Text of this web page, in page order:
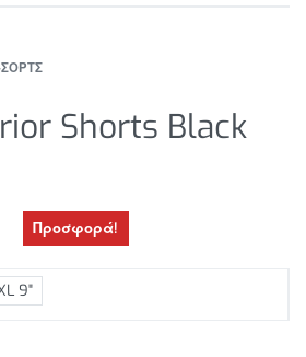
ΣΟΡΤΣ
Shorts Black
Προσφορά!
9"